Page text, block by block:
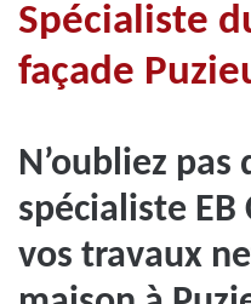
Spécialiste
façade
N’oubliez
spécialiste
vos travaux